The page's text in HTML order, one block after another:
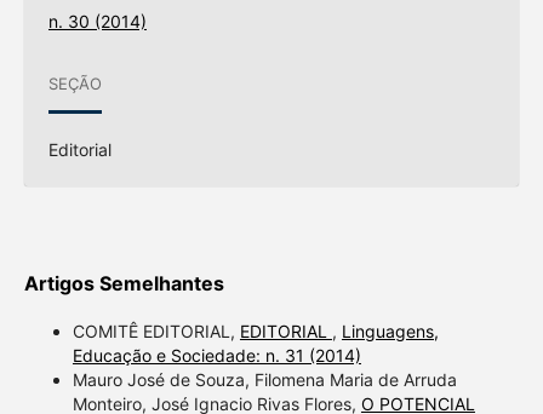
n. 30 (2014)
SEÇÃO
Editorial
Artigos Semelhantes
COMITÊ EDITORIAL, EDITORIAL , Linguagens,
Educação e Sociedade: n. 31 (2014)
Mauro José de Souza, Filomena Maria de Arruda
Monteiro, José Ignacio Rivas Flores, O POTENCIAL